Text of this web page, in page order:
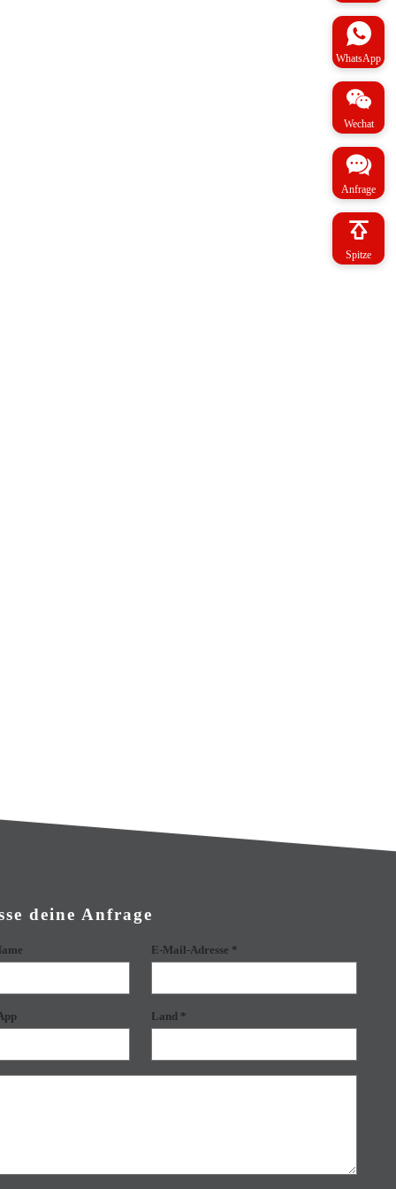
WhatsApp
Wechat
Anfrage
Spitze
deine Anfrage
E-Mail-Adresse *
Land *